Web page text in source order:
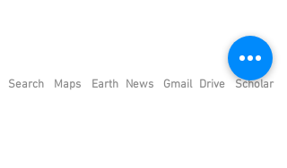
Search Maps Earth News Gmail Drive
Scholar